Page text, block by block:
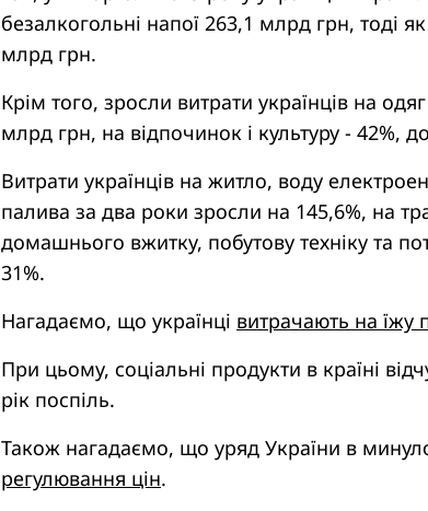
безалкогольні напої 263,1 млрд грн, тоді
млрд грн.
Крім того, зросли витрати українців на
млрд грн, на відпочинок і культуру - 42%,
Витрати українців на житло, воду
палива за два роки зросли на 145,6%, на
домашнього вжитку, побутову техніку та
31%.
Нагадаємо, що українці витрачають на їжу
При цьому, соціальні продукти в країні
рік поспіль.
Також нагадаємо, що уряд України в
регулювання цін.